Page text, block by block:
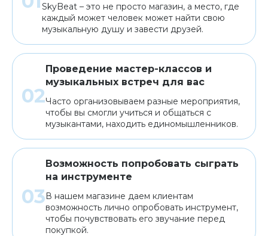
SkyBeat – это не просто магазин, а место, где
каждый может человек может найти свою
музыкальную душу и завести друзей.
Проведение мастер-классов и
музыкальных встреч для вас
Часто организовываем разные мероприятия,
чтобы вы смогли учиться и общаться с
музыкантами, находить единомышленников.
Возможность попробовать сыграть
на инструменте
В нашем магазине даем клиентам
возможность лично опробовать инструмент,
чтобы почувствовать его звучание перед
покупкой.